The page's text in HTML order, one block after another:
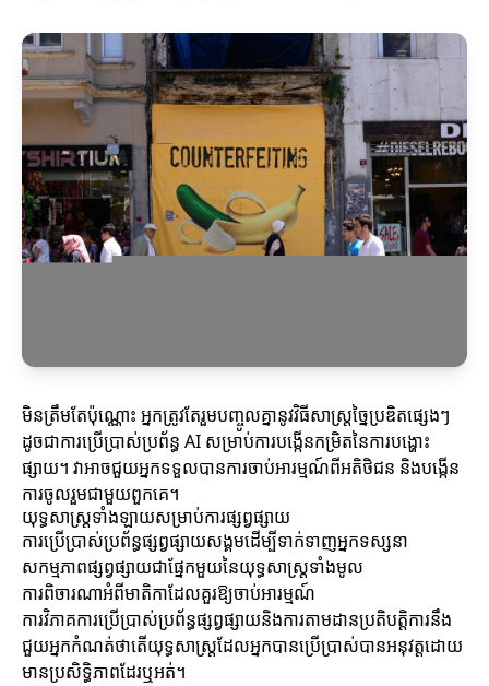
មិនត្រឹមតែប៉ុណ្ណោះ អ្នកត្រូវតែរួមបញ្ចូលគ្នានូវវិធីសាស្ត្រច្នៃប្រឌិតផ្សេងៗ
ដូចជាការប្រើប្រាស់ប្រព័ន្ធ AI សម្រាប់ការបង្កើនកម្រិតនៃការបង្ហោះ
ផ្សាយ។ វាអាចជួយអ្នកទទួលបានការចាប់អារម្មណ៍ពីអតិថិជន និងបង្កើន
ការចូលរួមជាមួយពួកគេ។
យុទ្ធសាស្ត្រទាំងឡាយសម្រាប់ការផ្សព្វផ្សាយ
ការប្រើប្រាស់ប្រព័ន្ធផ្សព្វផ្សាយសង្គមដើម្បីទាក់ទាញអ្នកទស្សនា
សកម្មភាពផ្សព្វផ្សាយជាផ្នែកមួយនៃយុទ្ធសាស្ត្រទាំងមូល
ការពិចារណាអំពីមាតិកាដែលគួរឱ្យចាប់អារម្មណ៍
ការវិភាគការប្រើប្រាស់ប្រព័ន្ធផ្សព្វផ្សាយនិងការតាមដានប្រតិបត្តិការនឹង
ជួយអ្នកកំណត់ថាតើយុទ្ធសាស្ត្រដែលអ្នកបានប្រើប្រាស់បានអនុវត្តដោយ
មានប្រសិទ្ធិភាពដែរឬអត់។